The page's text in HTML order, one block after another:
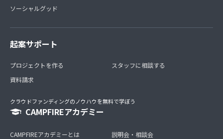
ソーシャルグッド
起案サポート
プロジェクトを作る
資料請求
スタッフに相談する
クラウドファンディングのノウハウを無料で学ぼう
CAMPFIREアカデミー
CAMPFIREアカデミーとは
説明会・相談会